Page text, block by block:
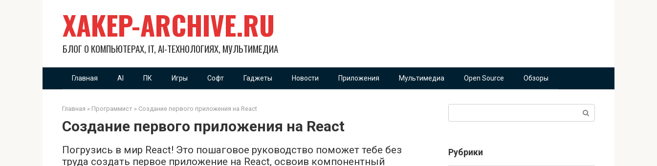
XAKEP-ARCHIVE.RU
БЛОГ О КОМПЬЮТЕРАХ, IT, AI-ТЕХНОЛОГИЯХ, МУЛЬТИМЕДИА
Главная AI ПК Игры Софт Гаджеты Новости Приложения Мультимедиа Open Source Обзоры
Главная » Программист » Создание первого приложения на React
Создание первого приложения на React
Погрузись в мир React! Это пошаговое руководство поможет тебе без
труда создать первое приложение на React, освоив компонентный
Рубрики